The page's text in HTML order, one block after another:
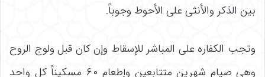
بین الذکر والأنثى على الأحوط وجوباً.
وتجب الکفاره على المباشر للإسقاط وإن کان قبل ولوج الروح
وهی صیام شهرین متتابعین وإطعام ۶۰ مسکیناً کل واحد